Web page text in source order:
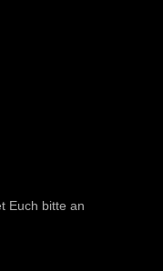
Euch bitte an